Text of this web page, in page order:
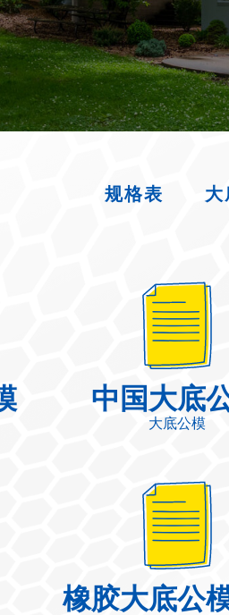
规格表 大
中国大底
大底公模
橡胶大底公